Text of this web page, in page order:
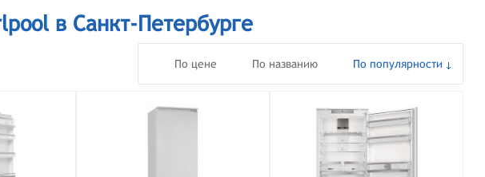
в Санкт-Петербурге
По цене По названию По популярности